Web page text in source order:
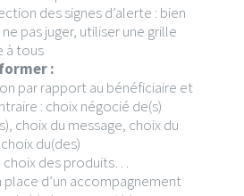
des signes d’alerte : bien
pas juger, utiliser une grille
à tous
:
par rapport au bénéficiaire et
: choix négocié de(s)
choix du message, choix du
du(des)
choix des produits…
place d’un accompagnement